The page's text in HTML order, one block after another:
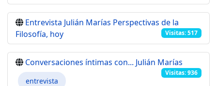
Entrevista Julián Marías Perspectivas de la
Filosofía, hoy
Visitas: 517
Conversaciones íntimas con... Julián Marías
Visitas: 936
entrevista